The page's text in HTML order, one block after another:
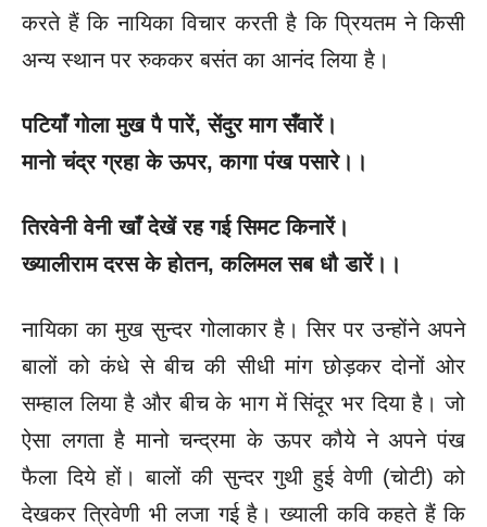
करते हैं कि नायिका विचार करती है कि प्रियतम ने किसी
अन्य स्थान पर रुककर बसंत का आनंद लिया है।
पटियाँ गोला मुख पै पारें, सेंदुर माग सँवारें।
मानो चंद्र ग्रहा के ऊपर, कागा पंख पसारे।।
तिरवेनी वेनी खाँ देखें रह गई सिमट किनारें।
ख्यालीराम दरस के होतन, कलिमल सब धौ डारें।।
नायिका का मुख सुन्दर गोलाकार है। सिर पर उन्होंने अपने
बालों को कंधे से बीच की सीधी मांग छोड़कर दोनों ओर
सम्हाल लिया है और बीच के भाग में सिंदूर भर दिया है। जो
ऐसा लगता है मानो चन्द्रमा के ऊपर कौये ने अपने पंख
फैला दिये हों। बालों की सुन्दर गुथी हुई वेणी (चोटी) को
देखकर त्रिवेणी भी लजा गई है। ख्याली कवि कहते हैं कि